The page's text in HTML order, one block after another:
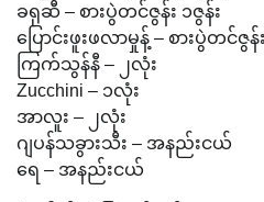
ခရုဆီ – စားပွဲတင်ဇွန်း ၁ဇွန်း
ပြောင်းဖူးဖလာမှုန့် – စားပွဲတင်ဇွန်
ကြက်သွန်နီ – ၂လုံး
Zucchini – ၁လုံး
အာလူး – ၂လုံး
ဂျပန်သခွားသီး – အနည်းငယ်
ရေ – အနည်းငယ်